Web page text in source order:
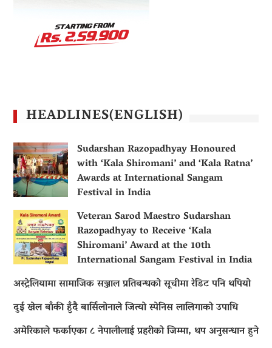
HEADLINES(ENGLISH)
Sudarshan Razopadhyay Honoured
with ‘Kala Shiromani’ and ‘Kala Ratna’
Awards at International Sangam
Festival in India
Veteran Sarod Maestro Sudarshan
Razopadhyay to Receive ‘Kala
Shiromani’ Award at the 10th
International Sangam Festival in India
अस्ट्रेलियामा सामाजिक सञ्जाल प्रतिबन्धको सूचीमा रेडिट पनि थपियो
दुई खेल बाँकी हुँदै बार्सिलोनाले जित्यो स्पेनिस लालिगाको उपाधि
अमेरिकाले फर्काएका ८ नेपालीलाई प्रहरीको जिम्मा, थप अनुसन्धान हुने